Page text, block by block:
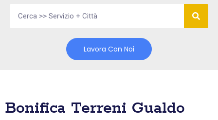
Lavora Con Noi
Bonifica Terreni Gualdo